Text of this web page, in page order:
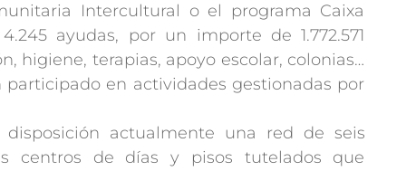
Intercultural o el programa Caixa
ayudas, por un importe de 1.772.571
higiene, terapias, apoyo escolar, colonias…
en actividades gestionadas por
actualmente una red de seis
centros de días y pisos tutelados que